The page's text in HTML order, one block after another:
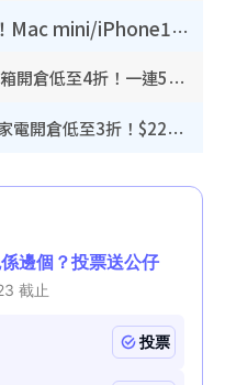
豐澤優惠勁減低至44折！Mac mini/iPhone17Pro大減價！廚房家電$220起
開倉優惠｜尖沙咀名牌行李箱開倉低至4折！一連5日 American Tourister/ace./Hallmark $200起！
廚具開倉｜特福Tefal廚具/家電開倉低至3折！$220起買平底鍋/炒鑊/湯煲！電飯煲/吸塵機/燙斗$418起